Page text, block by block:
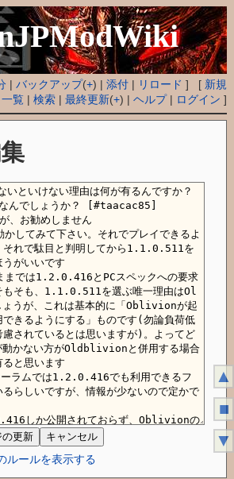
|バックアップ(+) |添付 | リロード ] [ 新規
一覧 |検索 |最終更新(+) |ヘルプ| ログイン ]
ルールを表示する
▲
■
▼